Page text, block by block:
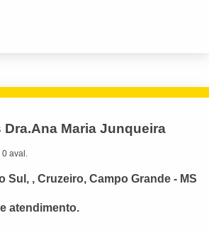
Dra.Ana Maria Junqueira
0 aval.
Sul, , Cruzeiro, Campo Grande - MS
atendimento.